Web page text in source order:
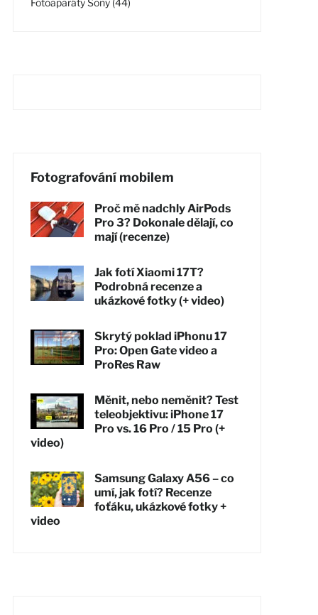
Fotoaparáty Sony (44)
Fotografování mobilem
Proč mě nadchly AirPods
Pro 3? Dokonale dělají, co
mají (recenze)
Jak fotí Xiaomi 17T?
Podrobná recenze a
ukázkové fotky (+ video)
Skrytý poklad iPhonu 17
Pro: Open Gate video a
ProRes Raw
Měnit, nebo neměnit? Test
teleobjektivu: iPhone 17
Pro vs. 16 Pro / 15 Pro (+
video)
Samsung Galaxy A56 – co
umí, jak fotí? Recenze
foťáku, ukázkové fotky +
video